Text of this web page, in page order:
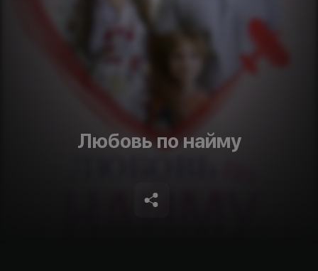
Любовь по найму